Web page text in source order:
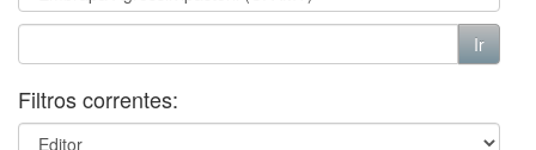
Filtros correntes: